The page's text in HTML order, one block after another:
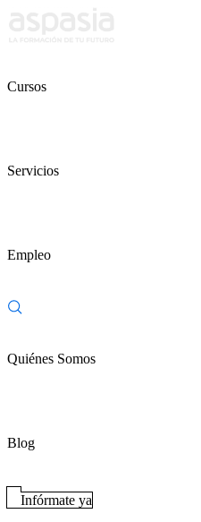
Cursos
Servicios
Empleo
Quiénes Somos
Blog
Infórmate ya